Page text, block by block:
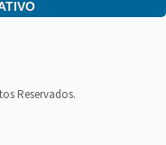
Reservados.